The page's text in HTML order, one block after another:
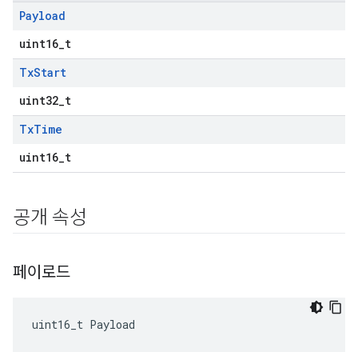
Payload
uint16_t
TxStart
uint32_t
TxTime
uint16_t
공개 속성
페이로드
uint16_t Payload